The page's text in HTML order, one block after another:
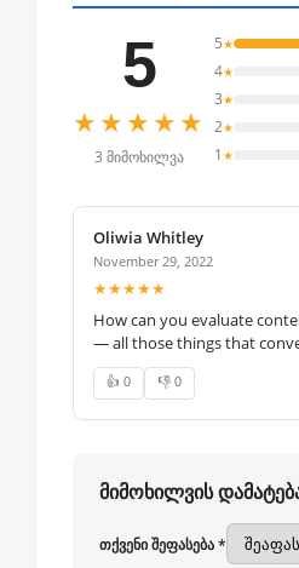
5
★★★★★
3 მიმოხილვა
5★
4★
3★
2★
1 ★
Oliwia Whitley
November 29, 2022
★★★★★
How can you evaluate
— all those things that
👍 0 👎 0
მიმოხილვის
თქვენი შეფასება *